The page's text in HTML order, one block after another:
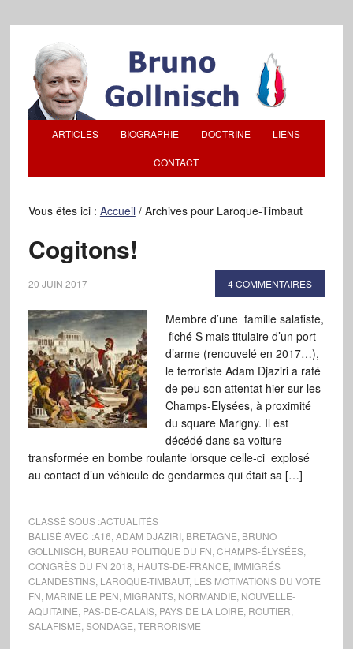
ARTICLES BIOGRAPHIE DOCTRINE LIENS
CONTACT
Vous êtes ici : Accueil /Archives pour Laroque-Timbaut
Cogitons!
20 JUIN 2017 4 COMMENTAIRES
Membre d’une famille salafiste,
fiché S mais titulaire d’un port
d’arme (renouvelé en 2017…),
le terroriste Adam Djaziri a raté
de peu son attentat hier sur les
Champs-Elysées, à proximité
du square Marigny. Il est
décédé dans sa voiture
transformée en bombe roulante lorsque celle-ci explosé
au contact d’un véhicule de gendarmes qui était sa […]
CLASSÉ SOUS :ACTUALITÉS
BALISÉ AVEC :A16 ADAM DJAZIRI, BRETAGNE BRUNO
GOLLNISCH BUREAU POLITIQUE DU FN CHAMPS-ÉLYSÉES,
CONGRÈS DU FN 2018 HAUTS-DE-FRANCE IMMIGRÉS
CLANDESTINS, LAROQUE-TIMBAUT, LES MOTIVATIONS DU VOTE
FN MARINE LE PEN MIGRANTS, NORMANDIE NOUVELLE-
AQUITAINE PAS-DE-CALAIS, PAYS DE LA LOIRE ROUTIER
SALAFISME SONDAGE TERRORISME